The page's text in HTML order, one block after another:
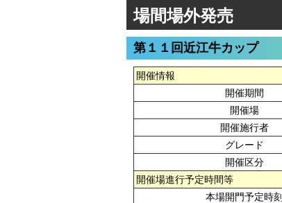
場間場外発売
第１１回近江牛カップ
開催情報
開催期間
開催場
開催施行者
グレード
開催区分
開催場進行予定時間等
本場開門予定時刻